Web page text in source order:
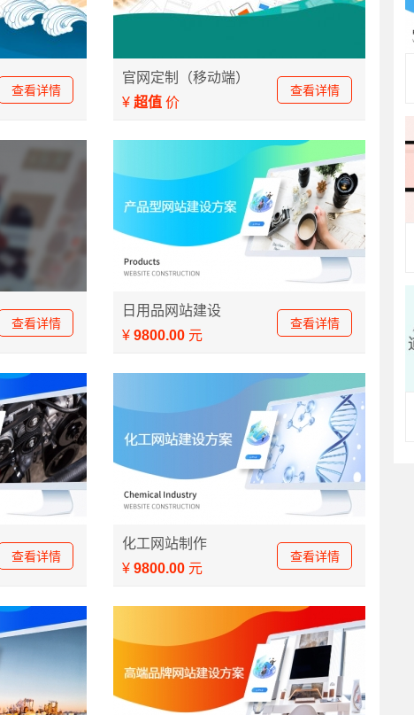
查看详情
移动端设计开发 移动官网定制
官网定制（移动端）
¥ 超值 价
查看详情
查看详情
日用品网站建设
日用品网站建设
¥ 9800.00 元
查看详情
查看详情
化工网站制作方案
化工网站制作
¥ 9800.00 元
查看详情